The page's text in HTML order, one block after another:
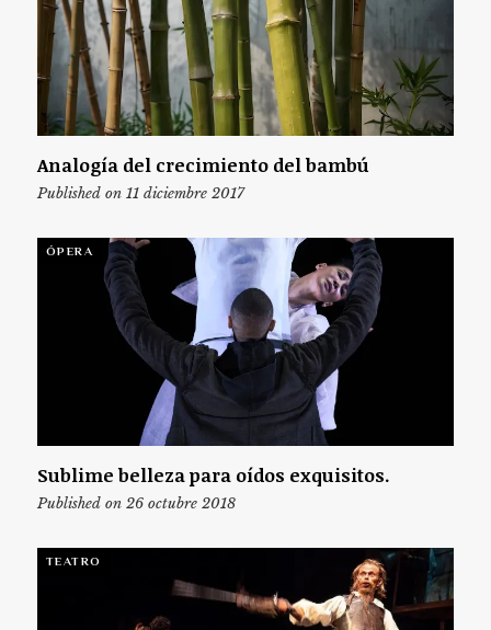
Analogía del crecimiento del bambú
Published on 11 diciembre 2017
ÓPERA
Sublime belleza para oídos exquisitos.
Published on 26 octubre 2018
TEATRO